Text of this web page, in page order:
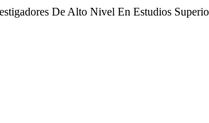
De Alto Nivel En Estudios